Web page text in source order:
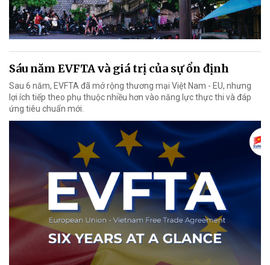
Sáu năm EVFTA và giá trị của sự ổn định
Sau 6 năm, EVFTA đã mở rộng thương mại Việt Nam - EU, nhưng
lợi ích tiếp theo phụ thuộc nhiều hơn vào năng lực thực thi và đáp
ứng tiêu chuẩn mới.